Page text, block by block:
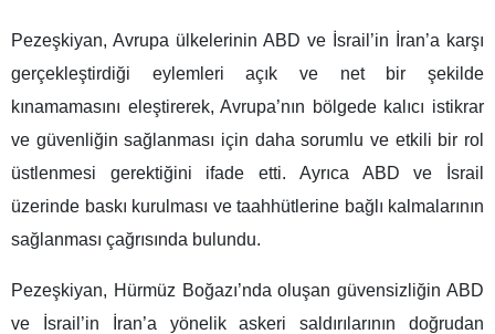
Pezeşkiyan, Avrupa ülkelerinin ABD ve İsrail’in İran’a karşı
gerçekleştirdiği eylemleri açık ve net bir şekilde
kınamamasını eleştirerek, Avrupa’nın bölgede kalıcı istikrar
ve güvenliğin sağlanması için daha sorumlu ve etkili bir rol
üstlenmesi gerektiğini ifade etti. Ayrıca ABD ve İsrail
üzerinde baskı kurulması ve taahhütlerine bağlı kalmalarının
sağlanması çağrısında bulundu.
Pezeşkiyan, Hürmüz Boğazı’nda oluşan güvensizliğin ABD
ve İsrail’in İran’a yönelik askeri saldırılarının doğrudan